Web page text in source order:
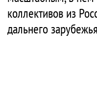
коллективов из
дальнего